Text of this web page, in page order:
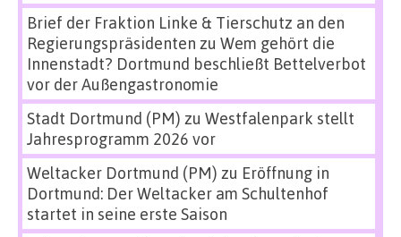
Brief der Fraktion Linke & Tierschutz an den
Regierungspräsidenten zu Wem gehört die
Innenstadt? Dortmund beschließt Bettelverbot
vor der Außengastronomie
Stadt Dortmund (PM) zu Westfalenpark stellt
Jahresprogramm 2026 vor
Weltacker Dortmund (PM) zu Eröffnung in
Dortmund: Der Weltacker am Schultenhof
startet in seine erste Saison